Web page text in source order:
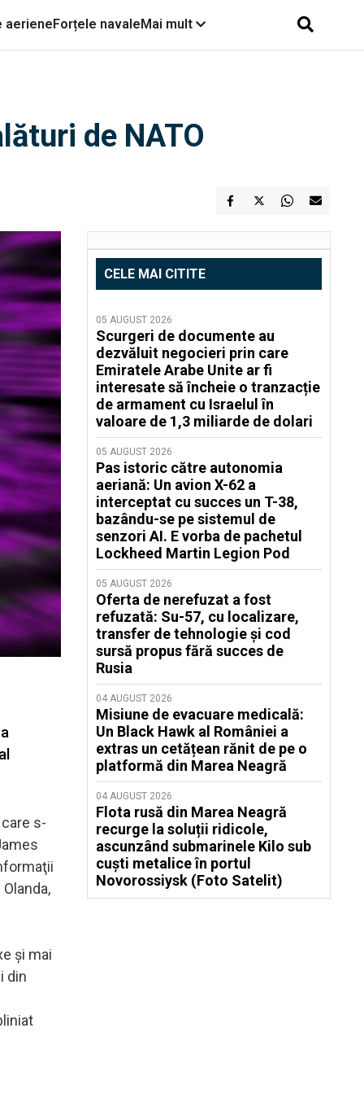
aerieneForțele navaleMai mult
de NATO
s-
şi mai
din
CELE MAI CITITE
05 AUGUST 2026
Scurgeri de documente au
dezvăluit negocieri prin care
Emiratele Arabe Unite ar fi
interesate să încheie o tranzacție
de armament cu Israelul în
valoare de 1,3 miliarde de dolari
05 AUGUST 2026
Pas istoric către autonomia
aeriană: Un avion X-62 a
interceptat cu succes un T-38,
bazându-se pe sistemul de
senzori AI. E vorba de pachetul
Lockheed Martin Legion Pod
05 AUGUST 2026
Oferta de nerefuzat a fost
refuzată: Su-57, cu localizare,
transfer de tehnologie și cod
sursă propus fără succes de
Rusia
04 AUGUST 2026
Misiune de evacuare medicală:
Un Black Hawk al României a
extras un cetățean rănit de pe o
platformă din Marea Neagră
04 AUGUST 2026
Flota rusă din Marea Neagră
recurge la soluții ridicole,
ascunzând submarinele Kilo sub
cuști metalice în portul
Novorossiysk (Foto Satelit)